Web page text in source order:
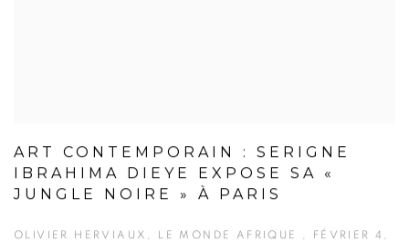
ART CONTEMPORAIN : SERIGNE
IBRAHIMA DIEYE EXPOSE SA «
JUNGLE NOIRE » À PARIS
OLIVIER HERVIAUX, LE MONDE AFRIQUE , FÉVRIER 4,